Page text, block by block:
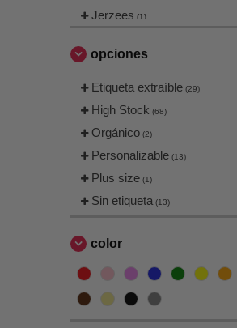
Jerzees (1)
Next Level
Team 365 (2)
Threadfast (2)
opciones
Etiqueta extraíble (29)
High Stock (68)
Orgánico (2)
Personalizable (13)
Plus size (1)
Sin etiqueta (13)
color